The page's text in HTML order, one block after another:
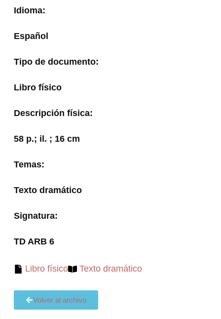
Idioma:
Español
Tipo de documento:
Libro físico
Descripción física:
58 p.; il. ; 16 cm
Temas:
Texto dramático
Signatura:
TD ARB 6
Libro físico Texto dramático
Volver al archivo